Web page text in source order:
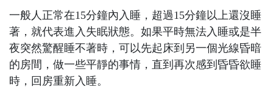
一般人正常在15分鐘內入睡，超過15分鐘以上還沒睡
著，就代表進入失眠狀態。如果平時無法入睡或是半
夜突然驚醒睡不著時，可以先起床到另一個光線昏暗
的房間，做一些平靜的事情，直到再次感到昏昏欲睡
時，回房重新入睡。